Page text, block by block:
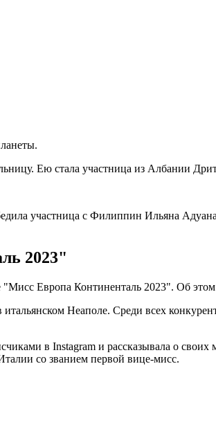
Ею стала участница из Албании
участница с Филиппин Ильяна
2023"
Европа Континенталь 2023". Об этом
Неаполе. Среди всех
в Instagram и рассказывала о
со званием первой вице-мисс.